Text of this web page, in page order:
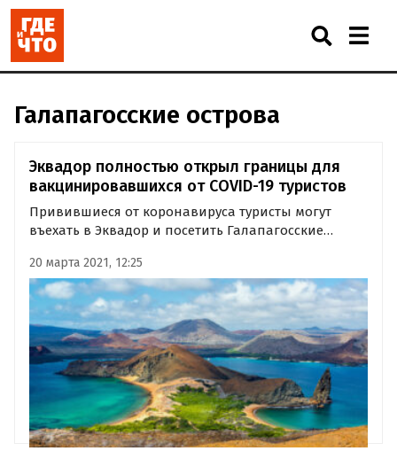
Галапагосские острова
Эквадор полностью открыл границы для
вакцинировавшихся от COVID-19 туристов
Привившиеся от коронавируса туристы могут
въехать в Эквадор и посетить Галапагосские
анализа на COVID-19. Об этом сообщает издание
Travel + Leisure со ссылкой на одну из крупнейших
газет Эквадора El Universo.
20 марта 2021, 12:25